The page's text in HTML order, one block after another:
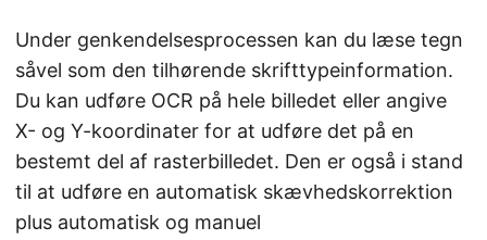
Under genkendelsesprocessen kan du læse tegn
såvel som den tilhørende skrifttypeinformation.
Du kan udføre OCR på hele billedet eller angive
X- og Y-koordinater for at udføre det på en
bestemt del af rasterbilledet. Den er også i stand
til at udføre en automatisk skævhedskorrektion
plus automatisk og manuel